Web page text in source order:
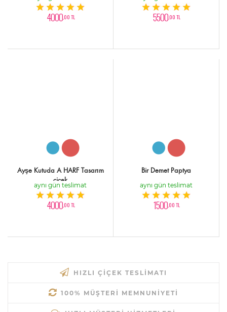
4000,00 TL 5500,00 TL
Ayşe Kutuda A HARF Tasarım
çiçek
aynı gün teslimat
4000,00 TL
Bir Demet Paptya
aynı gün teslimat
1500,00 TL
HIZLI ÇIÇEK TESLIMATI
100% MÜŞTERI MEMNUNIYETI